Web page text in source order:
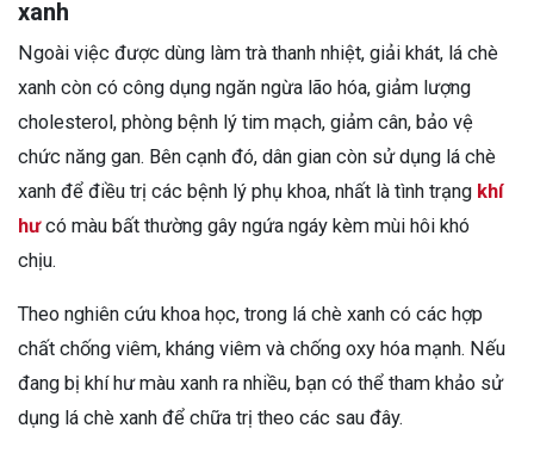
xanh
Ngoài việc được dùng làm trà thanh nhiệt, giải khát, lá chè
xanh còn có công dụng ngăn ngừa lão hóa, giảm lượng
cholesterol, phòng bệnh lý tim mạch, giảm cân, bảo vệ
chức năng gan. Bên cạnh đó, dân gian còn sử dụng lá chè
xanh để điều trị các bệnh lý phụ khoa, nhất là tình trạng khí
hưcó màu bất thường gây ngứa ngáy kèm mùi hôi khó
chịu.
Theo nghiên cứu khoa học, trong lá chè xanh có các hợp
chất chống viêm, kháng viêm và chống oxy hóa mạnh. Nếu
đang bị khí hư màu xanh ra nhiều, bạn có thể tham khảo sử
dụng lá chè xanh để chữa trị theo các sau đây.